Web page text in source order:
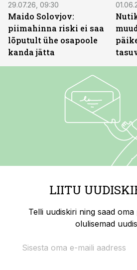
29.07.26, 09:30
Maido Solovjov:
piimahinna riski ei saa
lõputult ühe osapoole
kanda jätta
LIITU
Telli uudiskiri ning saad
olulisemad